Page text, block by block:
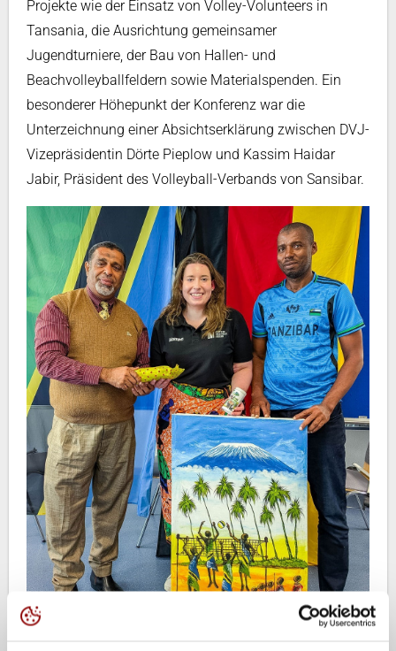
Projekte wie der Einsatz von Volley-Volunteers in
Tansania, die Ausrichtung gemeinsamer
Jugendturniere, der Bau von Hallen- und
Beachvolleyballfeldern sowie Materialspenden. Ein
besonderer Höhepunkt der Konferenz war die
Unterzeichnung einer Absichtserklärung zwischen DVJ-
Vizepräsidentin Dörte Pieplow und Kassim Haidar
Jabir, Präsident des Volleyball-Verbands von Sansibar.